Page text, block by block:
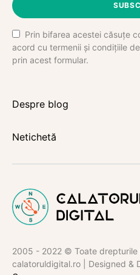
Prin bifarea acestei căsuțe
acord cu termenii și condițiile
prin acest formular.
Despre blog
Netichetă
2005 - 2022 © Toate drepturile
calatoruldigital.ro | Designed &